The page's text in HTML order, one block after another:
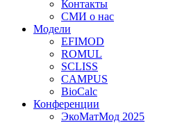
Контакты
СМИ о нас
Модели
EFIMOD
ROMUL
SCLISS
CAMPUS
BioCalc
Конференции
ЭкоМатМод 2025